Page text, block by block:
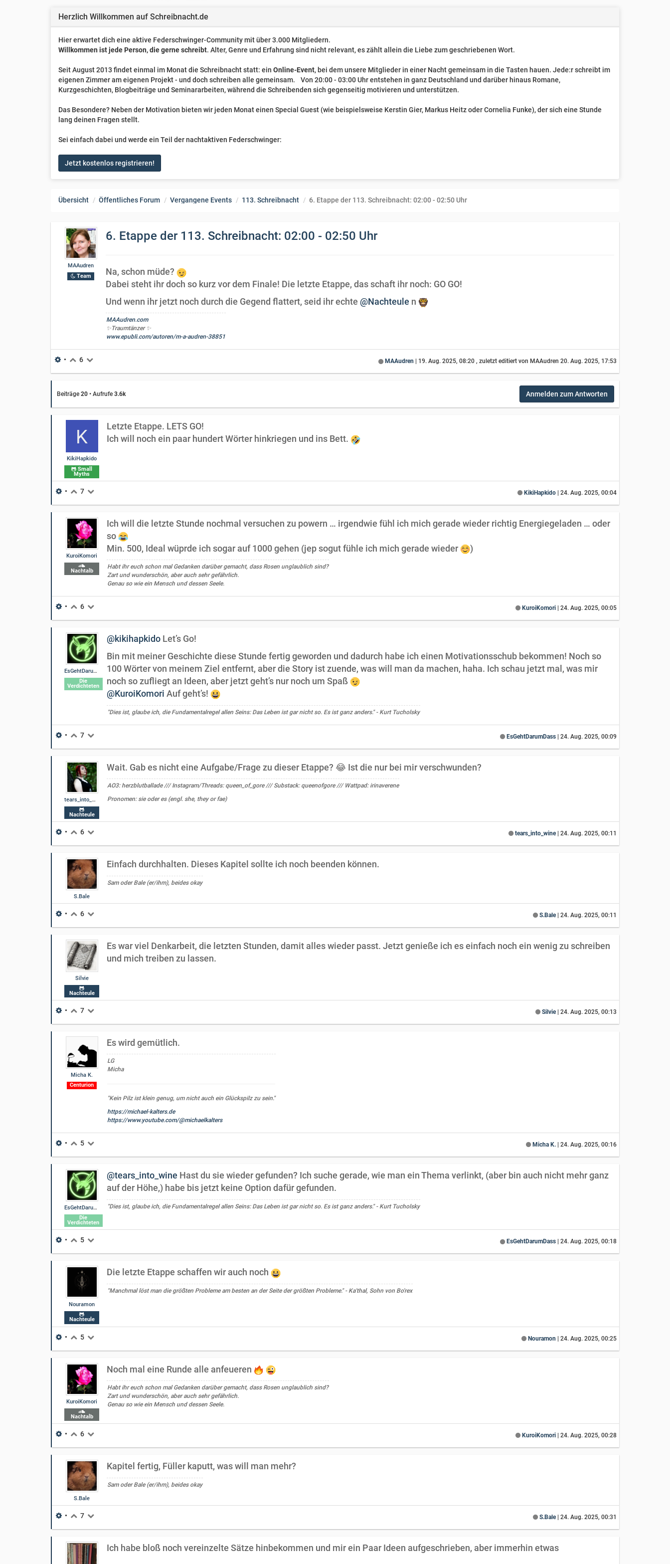
Herzlich Willkommen auf Schreibnacht.de
Hier erwartet dich eine aktive Federschwinger-Community mit über 3.000 Mitgliedern.
Willkommen ist jede Person, die gerne schreibt. Alter, Genre und Erfahrung sind nicht relevant, es zählt allein die Liebe zum geschriebenen Wort.
Seit August 2013 findet einmal im Monat die Schreibnacht statt: ein Online-Event, bei dem unsere Mitglieder in einer Nacht gemeinsam in die Tasten hauen. Jede:r schreibt im
eigenen Zimmer am eigenen Projekt - und doch schreiben alle gemeinsam. Von 20:00 - 03:00 Uhr entstehen in ganz Deutschland und darüber hinaus Romane,
Kurzgeschichten, Blogbeiträge und Seminararbeiten, während die Schreibenden sich gegenseitig motivieren und unterstützen.
Das Besondere? Neben der Motivation bieten wir jeden Monat einen Special Guest (wie beispielsweise Kerstin Gier, Markus Heitz oder Cornelia Funke), der sich eine Stunde
lang deinen Fragen stellt.
Sei einfach dabei und werde ein Teil der nachtaktiven Federschwinger:
Jetzt kostenlos registrieren!
Übersicht Öffentliches Forum Vergangene Events 113. Schreibnacht 6. Etappe der 113. Schreibnacht: 02:00 - 02:50 Uhr
MAAudren
Team
6. Etappe der 113. Schreibnacht: 02:00 - 02:50 Uhr
Na, schon müde?
Dabei steht ihr doch so kurz vor dem Finale! Die letzte Etappe, das schaft ihr noch: GO GO!
Und wenn ihr jetzt noch durch die Gegend flattert, seid ihr echte @Nachteule n
MAAudren.com
✨Traumtänzer ✨
www.epubli.com/autoren/m-a-audren-38851
MAAudren 19. Aug. 2025, 08:20 , zuletzt editiert von MAAudren 20. Aug. 2025, 17:53
• 6
Beiträge 20 • Aufrufe 3.6k Anmelden zum Antworten
K
KikiHapkido
Small
Myths
Letzte Etappe. LETS GO!
Ich will noch ein paar hundert Wörter hinkriegen und ins Bett.
KikiHapkido | 24. Aug. 2025, 00:04
• 7
KuroiKomori
Nachtalb
Ich will die letzte Stunde nochmal versuchen zu powern … irgendwie fühl ich mich gerade wieder richtig Energiegeladen … oder
so
Min. 500, Ideal wüprde ich sogar auf 1000 gehen (jep sogut fühle ich mich gerade wieder
)
Habt ihr euch schon mal Gedanken darüber gemacht, dass Rosen unglaublich sind?
Zart und wunderschön, aber auch sehr gefährlich.
Genau so wie ein Mensch und dessen Seele.
KuroiKomori | 24. Aug. 2025, 00:05
• 6
EsGehtDarumDass
Die
Verdichteten
@kikihapkido Let’s Go!
Bin mit meiner Geschichte diese Stunde fertig geworden und dadurch habe ich einen Motivationsschub bekommen! Noch so
100 Wörter von meinem Ziel entfernt, aber die Story ist zuende, was will man da machen, haha. Ich schau jetzt mal, was mir
noch so zufliegt an Ideen, aber jetzt geht’s nur noch um Spaß
@KuroiKomori Auf geht’s!
"Dies ist, glaube ich, die Fundamentalregel allen Seins: Das Leben ist gar nicht so. Es ist ganz anders." - Kurt Tucholsky
EsGehtDarumDass | 24. Aug. 2025, 00:09
• 7
tears_into_wine
Nachteule
Wait. Gab es nicht eine Aufgabe/Frage zu dieser Etappe? 😂 Ist die nur bei mir verschwunden?
AO3: herzblutballade /// Instagram/Threads: queen_of_gore /// Substack: queenofgore /// Wattpad: irinaverene
Pronomen: sie oder es (engl. she, they or fae)
tears_into_wine| 24. Aug. 2025, 00:11
• 6
S.Bale
Einfach durchhalten. Dieses Kapitel sollte ich noch beenden können.
Sam oder Bale (er/ihm), beides okay
S.Bale| 24. Aug. 2025, 00:11
• 6
Silvie
Nachteule
Es war viel Denkarbeit, die letzten Stunden, damit alles wieder passt. Jetzt genieße ich es einfach noch ein wenig zu schreiben
und mich treiben zu lassen.
Silvie| 24. Aug. 2025, 00:13
• 7
Micha K.
Centurion
Es wird gemütlich.
LG
Micha
"Kein Pilz ist klein genug, um nicht auch ein Glückspilz zu sein."
https://michael-kalters.de
https://www.youtube.com/@michaelkalters
Micha K. 24. Aug. 2025, 00:16
• 5
EsGehtDarumDass
Die
Verdichteten
@tears_into_wine Hast du sie wieder gefunden? Ich suche gerade, wie man ein Thema verlinkt, (aber bin auch nicht mehr ganz
auf der Höhe,) habe bis jetzt keine Option dafür gefunden.
"Dies ist, glaube ich, die Fundamentalregel allen Seins: Das Leben ist gar nicht so. Es ist ganz anders." - Kurt Tucholsky
EsGehtDarumDass 24. Aug. 2025, 00:18
• 5
Nouramon
Nachteule
Die letzte Etappe schaffen wir auch noch
"Manchmal löst man die größten Probleme am besten an der Seite der größten Probleme." - Ka'thal, Sohn von Bo'rex
Nouramon | 24. Aug. 2025, 00:25
• 5
KuroiKomori
Nachtalb
Noch mal eine Runde alle anfeueren
Habt ihr euch schon mal Gedanken darüber gemacht, dass Rosen unglaublich sind?
Zart und wunderschön, aber auch sehr gefährlich.
Genau so wie ein Mensch und dessen Seele.
KuroiKomori | 24. Aug. 2025, 00:28
• 6
S.Bale
Kapitel fertig, Füller kaputt, was will man mehr?
Sam oder Bale (er/ihm), beides okay
S.Bale| 24. Aug. 2025, 00:31
• 7
Ich habe bloß noch vereinzelte Sätze hinbekommen und mir ein Paar Ideen aufgeschrieben, aber immerhin etwas